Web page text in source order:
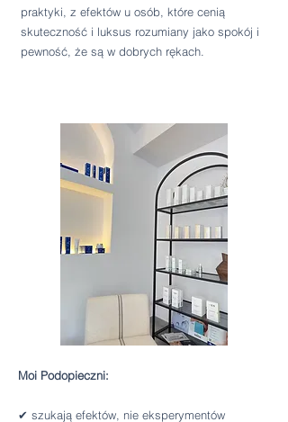
praktyki, z efektów u osób, które cenią
skuteczność i luksus rozumiany jako spokój i
pewność, że są w dobrych rękach.
Moi Podopieczni:
✔ szukają efektów, nie eksperymentów